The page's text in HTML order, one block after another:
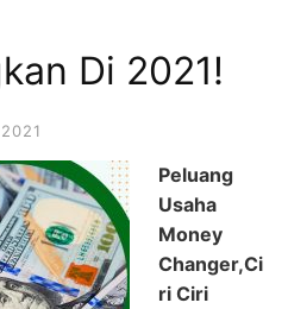
Di 2021!
Peluang
Usaha
Money
Changer,Ci
ri Ciri